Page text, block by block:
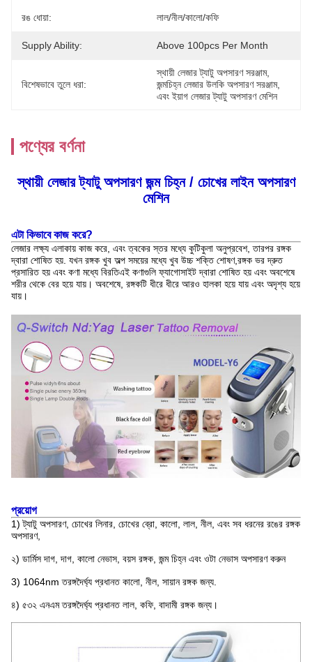
রঙ ধোয়া: লাল/নীল/কালো/কফি
Supply Ability: Above 100pcs Per Month
বিশেষভাবে তুলে ধরা:
স্থায়ী লেজার ট্যাটু অপসারণ সরঞ্জাম,
জন্মচিহ্ন লেজার উলকি অপসারণ সরঞ্জাম,
এবং ইয়াগ লেজার ট্যাটু অপসারণ মেশিন
পণ্যের বর্ণনা
স্থায়ী লেজার ট্যাটু অপসারণ জন্ম চিহ্ন / চোখের লাইন অপসারণ
মেশিন
এটা কিভাবে কাজ করে?
লেজার লক্ষ্য এলাকায় কাজ করে, এবং ত্বকের স্তর মধ্যে কুটিকুলা অনুপ্রবেশ, তারপর রঙ্গক
দ্বারা শোষিত হয়. যখন রঙ্গক খুব অল্প সময়ের মধ্যে খুব উচ্চ শক্তি শোষণ,রঙ্গক ভর দ্রুত
প্রসারিত হয় এবং কণা মধ্যে বিরতিএই কণাগুলি ফ্যাগোসাইট দ্বারা শোষিত হয় এবং অবশেষে
শরীর থেকে বের হয়ে যায়। অবশেষে, রঙ্গকটি ধীরে ধীরে আরও হালকা হয়ে যায় এবং অদৃশ্য হয়ে
যায়।
প্রয়োগ
1) ট্যাটু অপসারণ, চোখের লিনার, চোখের ব্রো, কালো, লাল, নীল, এবং সব ধরনের রঙের রঙ্গক
অপসারণ,
২) ডার্মিস দাগ, দাগ, কালো নেভাস, বয়স রঙ্গক, জন্ম চিহ্ন এবং ওটা নেভাস অপসারণ করুন
3) 1064nm তরঙ্গদৈর্ঘ্য প্রধানত কালো, নীল, সায়ান রঙ্গক জন্য.
৪) ৫৩২ এনএম তরঙ্গদৈর্ঘ্য প্রধানত লাল, কফি, বাদামী রঙ্গক জন্য।